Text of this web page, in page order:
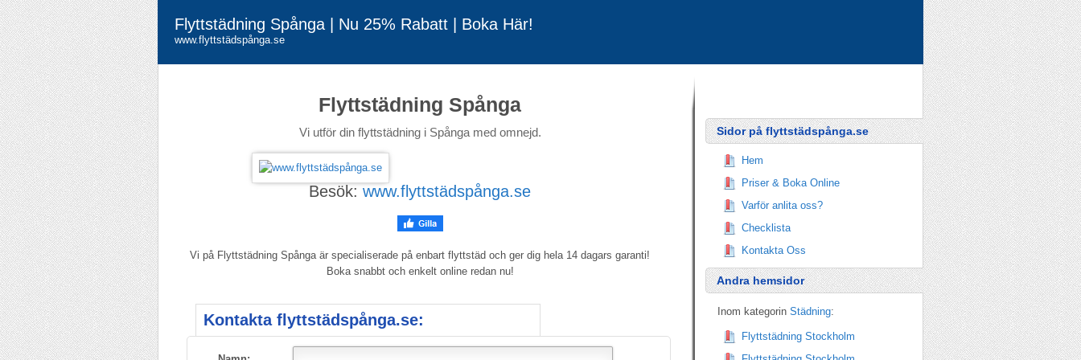
Flyttstädning Spånga | Nu 25% Rabatt | Boka Här!
www.flyttstädspånga.se
Flyttstädning Spånga
Vi utför din flyttstädning i Spånga med omnejd.
Besök: www.flyttstädspånga.se
Vi på Flyttstädning Spånga är specialiserade på enbart flyttstäd och ger dig hela 14 dagars garanti!
Boka snabbt och enkelt online redan nu!
Kontakta flyttstädspånga.se:
Sidor på flyttstädspånga.se
Hem
Priser & Boka Online
Varför anlita oss?
Checklista
Kontakta Oss
Andra hemsidor
Inom kategorin Städning:
Flyttstädning Stockholm